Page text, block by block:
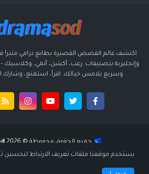
اكتشف عالم القصص القصيرة بطابع درامي
وإنجليزية بتصنيفات: رعب، أكشن، أنمي، وكلاسيك
وسريع يلامس خيالك. اقرأ، استمتع، وشارك
جميع الحقوق محفوظة ©️ 2026
قالب بواسطةقالب سوبر ميجا - supermega |
الرئيسية
يستخدم موقعنا ملفات تعريف الارتباط لتحسين